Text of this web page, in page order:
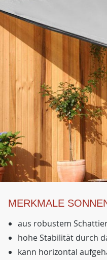
MERKMALE
aus robustem
hohe Stabilität durch
kann horizontal